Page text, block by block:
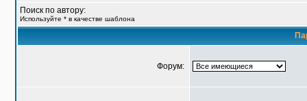
Поиск по автору:
Используйте * в качестве шаблона
Форум: